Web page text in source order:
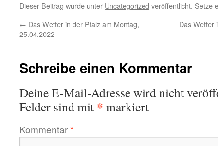
Dieser Beitrag wurde unter Uncategorized veröffentlicht. Setze
← Das Wetter in der Pfalz am Montag,
25.04.2022
Das Wetter
Schreibe einen Kommentar
Deine E-Mail-Adresse wird nicht
Felder sind mit * markiert
Kommentar*